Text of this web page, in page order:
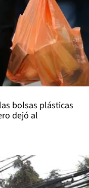
bolsas plásticas
dejó al